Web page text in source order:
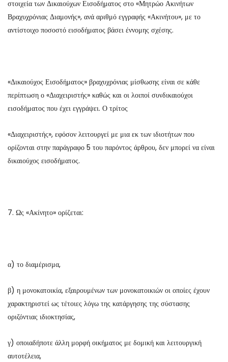
στοιχεία των Δικαιούχων Εισοδήματος στο «Μητρώο Ακινήτων
Βραχυχρόνιας Διαμονής», ανά αριθμό εγγραφής «Ακινήτου», με το
αντίστοιχο ποσοστό εισοδήματος βάσει έννομης σχέσης.
«Δικαιούχος Εισοδήματος» βραχυχρόνιας μίσθωσης είναι σε κάθε
περίπτωση ο «Διαχειριστής» καθώς και οι λοιποί συνδικαιούχοι
εισοδήματος που έχει εγγράψει. Ο τρίτος
«Διαχειριστής», εφόσον λειτουργεί με μια εκ των ιδιοτήτων που
ορίζονται στην παράγραφο 5 του παρόντος άρθρου, δεν μπορεί να είναι
δικαιούχος εισοδήματος.
7. Ως «Ακίνητο» ορίζεται:
α) το διαμέρισμα,
β) η μονοκατοικία, εξαιρουμένων των μονοκατοικιών οι οποίες έχουν
χαρακτηριστεί ως τέτοιες λόγω της κατάργησης της σύστασης
οριζόντιας ιδιοκτησίας,
γ) οποιαδήποτε άλλη μορφή οικήματος με δομική και λειτουργική
αυτοτέλεια,